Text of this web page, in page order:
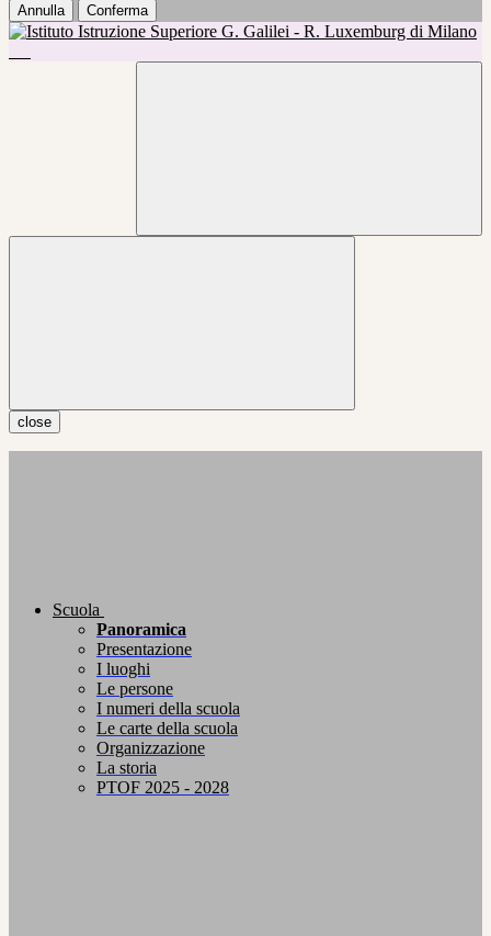
Annulla Conferma
close
Scuola
Panoramica
Presentazione
I luoghi
Le persone
I numeri della scuola
Le carte della scuola
Organizzazione
La storia
PTOF 2025 - 2028